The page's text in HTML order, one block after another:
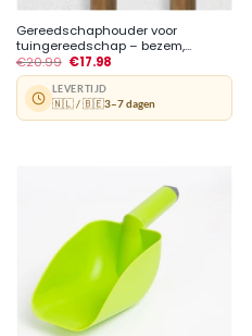
Gereedschaphouder voor
tuingereedschap – bezem,...
€20.99 €17.98
LEVERTIJD
🇳🇱 / 🇧🇪3–7 dagen